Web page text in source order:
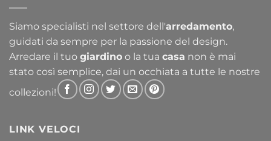
Siamo specialisti nel settore dell'arredamento,
guidati da sempre per la passione del design.
Arredare il tuo giardino o la tua casa non è mai
stato così semplice, dai un occhiata a tutte le nostre
collezioni!
LINK VELOCI